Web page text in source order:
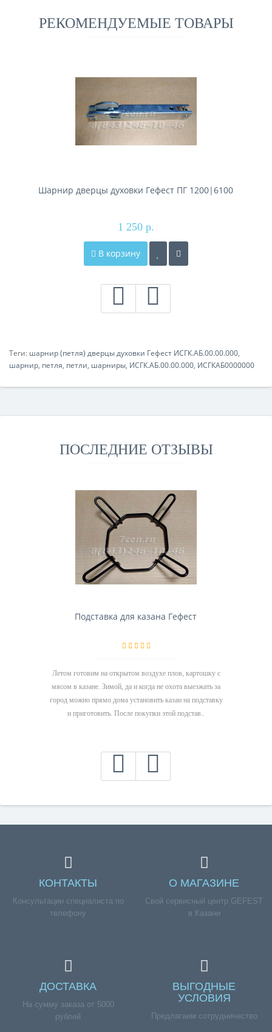
РЕКОМЕНДУЕМЫЕ ТОВАРЫ
Шарнир дверцы духовки Гефест ПГ 1200|6100
1 250 р.
В корзину
Теги: шарнир (петля) дверцы духовки Гефест ИСГК.АБ.00.00.000,
шарнир, петля, петли, шарниры, ИСГК.АБ.00.00.000, ИСГКАБ0000000
ПОСЛЕДНИЕ ОТЗЫВЫ
Подставка для казана Гефест
Летом готовим на открытом воздухе плов, картошку с
мясом в казане. Зимой, да и когда не охота выезжать за
город можно прямо дома установить казан на подставку
и приготовить. После покупки этой подстав..
КОНТАКТЫ
Консультации специалиста по
телефону
О МАГАЗИНЕ
Свой сервисный центр GEFEST
в Казани
ДОСТАВКА
На сумму заказа от 5000
рублей
ВЫГОДНЫЕ
УСЛОВИЯ
Предлагаем сотрудничество